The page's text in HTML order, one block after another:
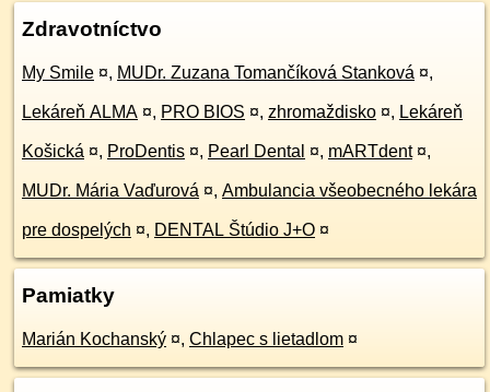
Zdravotníctvo
My Smile ¤, MUDr. Zuzana Tomančíková Stanková ¤,
Lekáreň ALMA ¤, PRO BIOS ¤, zhromaždisko ¤, Lekáreň
Košická ¤, ProDentis ¤, Pearl Dental ¤, mARTdent ¤,
MUDr. Mária Vaďurová ¤, Ambulancia všeobecného lekára
pre dospelých ¤, DENTAL Štúdio J+O ¤
Pamiatky
Marián Kochanský ¤, Chlapec s lietadlom ¤